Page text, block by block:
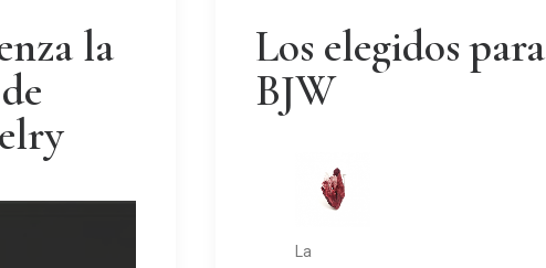
la
Los elegidos para
BJW
La